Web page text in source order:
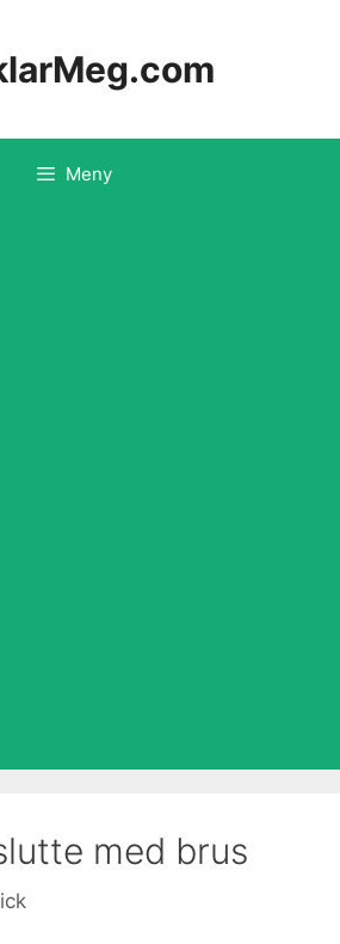
Meny
med brus